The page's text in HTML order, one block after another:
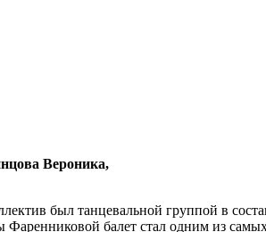
Вероника,
был танцевальной группой в
балет стал одним из